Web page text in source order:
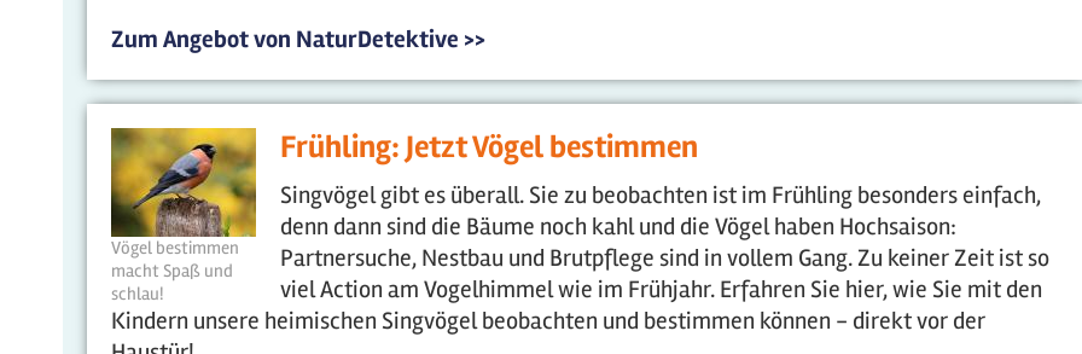
Zum Angebot von NaturDetektive >>
Vögel bestimmen
macht Spaß und
schlau!
Frühling: Jetzt Vögel bestimmen
Singvögel gibt es überall. Sie zu beobachten ist im Frühling besonders einfach,
denn dann sind die Bäume noch kahl und die Vögel haben Hochsaison:
Partnersuche, Nestbau und Brutpflege sind in vollem Gang. Zu keiner Zeit ist so
viel Action am Vogelhimmel wie im Frühjahr. Erfahren Sie hier, wie Sie mit den
Kindern unsere heimischen Singvögel beobachten und bestimmen können - direkt vor der